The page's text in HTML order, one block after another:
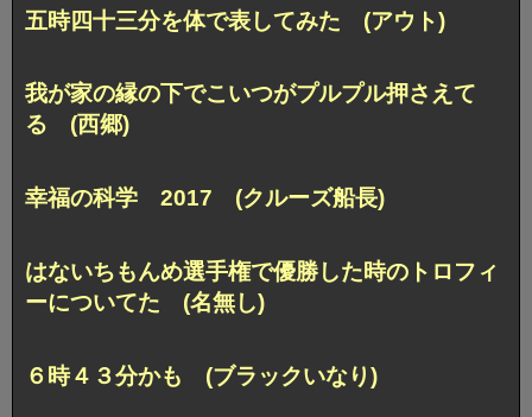
五時四十三分を体で表してみた (アウト)
我が家の縁の下でこいつがプルプル押さえて
る (西郷)
幸福の科学 2017 (クルーズ船長)
はないちもんめ選手権で優勝した時のトロフィ
ーについてた (名無し)
６時４３分かも (ブラックいなり)